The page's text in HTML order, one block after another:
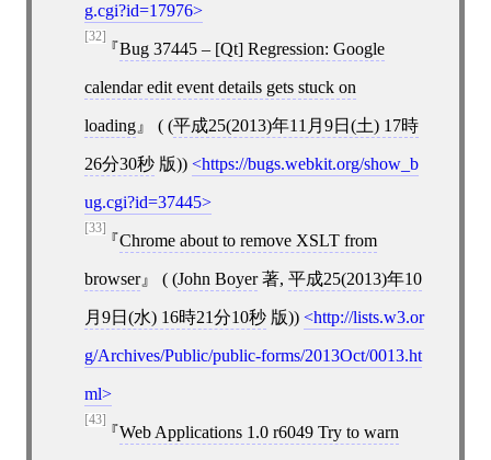
g.cgi?id=17976
[32]
Bug 37445 – [Qt]Regression: Google
calendar edit event details gets stuck on
loading ( (平成25(2013)年11月9日(土) 17時
26分30秒版)) https://bugs.webkit.org/show_b
ug.cgi?id=37445
[33]
Chrome about to remove XSLT from
browser ( (John Boyer著, 平成25(2013)年10
月9日(水) 16時21分10秒版)) http://lists.w3.or
g/Archives/Public/public-forms/2013Oct/0013.ht
ml
[43]
Web Applications 1.0 r6049 Try to warn